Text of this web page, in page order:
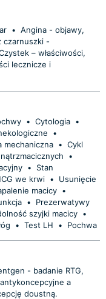
• Angina - objawy,
czarnuszki -
– właściwości,
lecznicze i
• Cytologia •
•
mechaniczna • Cykl
•
•
Stan
we krwi •
Usunięcie
macicy •
•
Prezerwatywy
szyjki macicy •
• Test LH • Pochwa
- badanie RTG,
a
doustną.